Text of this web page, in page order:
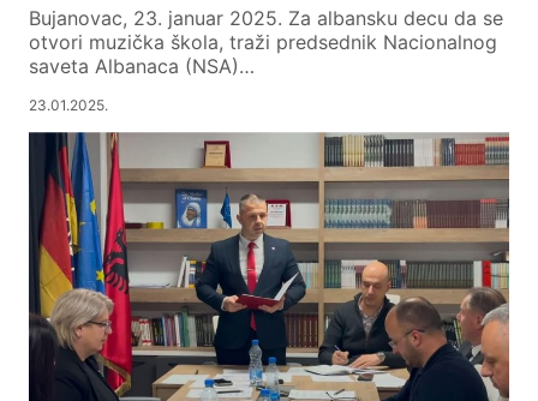
Bujanovac, 23. januar 2025. Za albansku decu da se
otvori muzička škola, traži predsednik Nacionalnog
saveta Albanaca (NSA)…
23.01.2025.